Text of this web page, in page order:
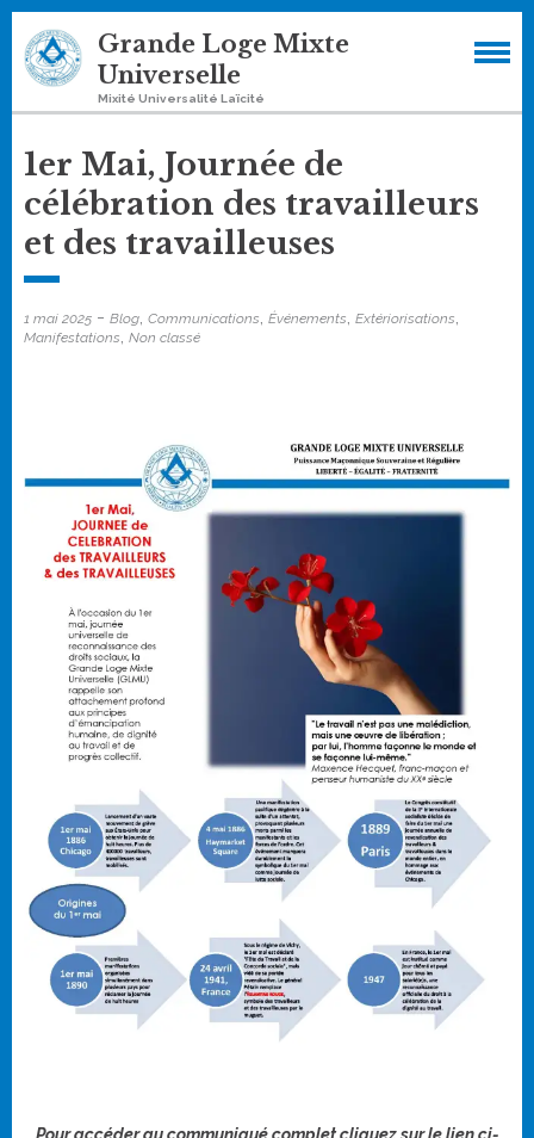
Skip
to
content
Grande Loge Mixte
Universelle
Mixité Universalité Laïcité
1er Mai, Journée de
célébration des travailleurs
et des travailleuses
1 mai 2025 - Blog, Communications, Événements, Extériorisations,
Manifestations, Non classé